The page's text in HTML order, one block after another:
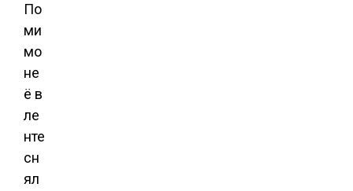
По
ми
мо
не
ё в
ле
нте
сн
ял